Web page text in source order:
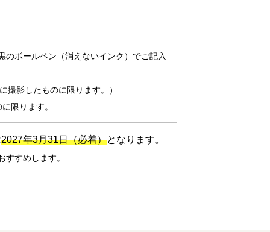
ボールペン（消えないインク）でご記入
影したものに限ります。）
限ります。
2027年3月31日（必着）となります。
すめします。